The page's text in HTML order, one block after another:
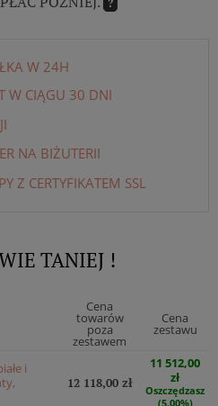
W 24H
W CIĄGU 30 DNI
NA BIŻUTERII
Z CERTYFIKATEM SSL
TANIEJ !
Cena
towarów
poza
zestawem
Cena
zestawu
i
12 118,00 zł
11 512,00
zł
Oszczędzasz
(5.00%)